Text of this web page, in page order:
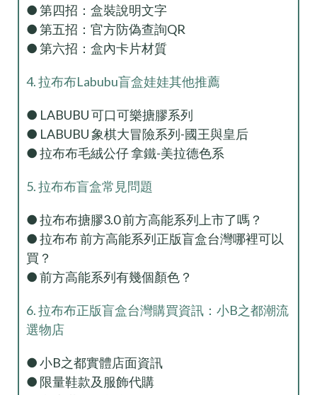
● 第四招：盒裝說明文字
● 第五招：官方防偽查詢QR
● 第六招：盒內卡片材質
4. 拉布布Labubu盲盒娃娃其他推薦
● LABUBU 可口可樂搪膠系列
● LABUBU 象棋大冒險系列-國王與皇后
● 拉布布毛絨公仔 拿鐵-美拉德色系
5. 拉布布盲盒常見問題
● 拉布布搪膠3.0 前方高能系列上市了嗎？
● 拉布布 前方高能系列正版盲盒台灣哪裡可以
買？
● 前方高能系列有幾個顏色？
6. 拉布布正版盲盒台灣購買資訊：小B之都潮流
選物店
● 小B之都實體店面資訊
● 限量鞋款及服飾代購